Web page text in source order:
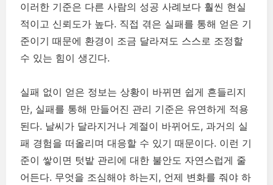
이러한 기준은 다른 사람의 성공 사례보다 훨씬 현실
적이고 신뢰도가 높다. 직접 겪은 실패를 통해 얻은 기
준이기 때문에 환경이 조금 달라져도 스스로 조정할
수 있는 힘이 생긴다.
실패 없이 얻은 정보는 상황이 바뀌면 쉽게 흔들리지
만, 실패를 통해 만들어진 관리 기준은 유연하게 적용
된다. 날씨가 달라지거나 계절이 바뀌어도, 과거의 실
패 경험을 떠올리며 대응할 수 있기 때문이다. 이런 기
준이 쌓이면 텃밭 관리에 대한 불안도 자연스럽게 줄
어든다. 무엇을 조심해야 하는지, 언제 변화를 줘야 하